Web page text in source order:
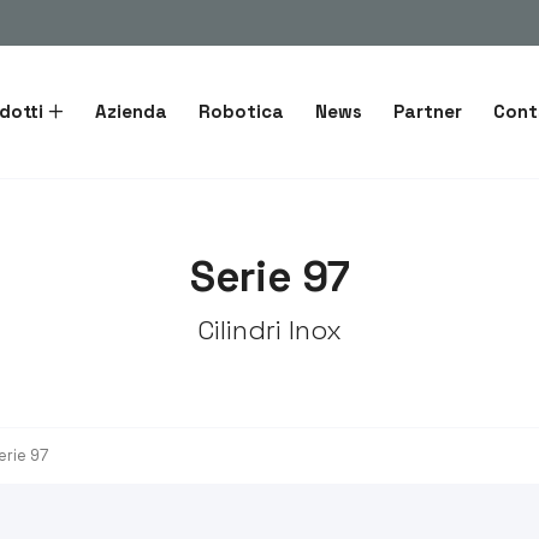
Azienda Robotica News Partner
Serie 97
Cilindri Inox
97